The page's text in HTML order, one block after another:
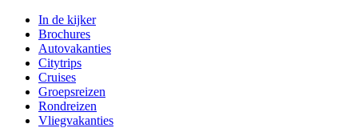
In de kijker
Brochures
Autovakanties
Citytrips
Cruises
Groepsreizen
Rondreizen
Vliegvakanties